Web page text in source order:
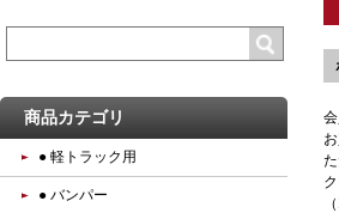
（
商品カテゴリ
● 軽トラック用
● バンパー